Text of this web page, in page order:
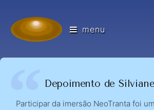
menu
Depoimento de
Participar da imersão NeoTranta foi